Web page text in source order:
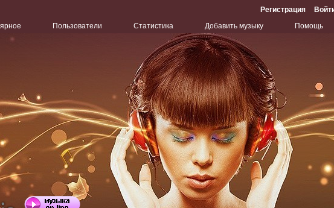
Регистрация
Пользователи Статистика Добавить музыку Помощь